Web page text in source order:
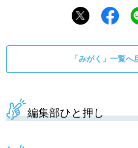
「みがく」一覧へ
編集部ひと押し